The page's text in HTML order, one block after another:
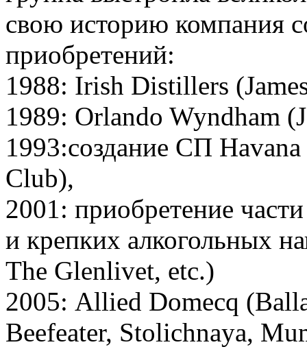
свою историю компания
приобретений:
1988: Irish Distillers
1989: Orlando Wyndham
1993:создание СП
Club),
2001: приобретение
и крепких алкогольных
The Glenlivet, etc.)
2005: Allied Domecq
Beefeater, Stolichnaya,